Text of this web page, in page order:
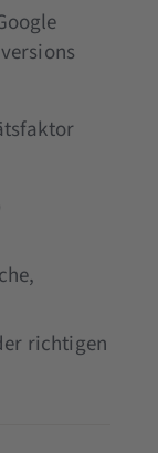
richtigen